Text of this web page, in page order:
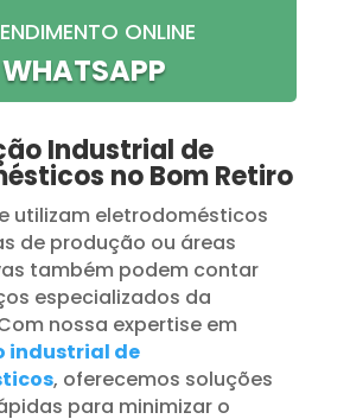
ONLINE
WHATSAPP
Industrial de
no Bom Retiro
utilizam eletrodomésticos
de produção ou áreas
também podem contar
especializados da
nossa expertise em
industrial de
, oferecemos soluções
para minimizar o